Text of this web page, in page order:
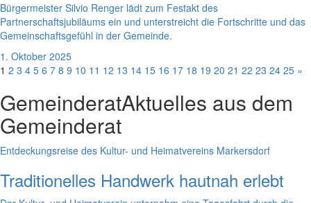
Bürgermeister Silvio Renger lädt zum Festakt des
Partnerschaftsjubiläums ein und unterstreicht die Fortschritte und das
Gemeinschaftsgefühl in der Gemeinde.
1. Oktober 2025
1 2 3 4 5 6 7 8 9 10 11 12 13 14 15 16 17 18 19 20 21 22 23 24 25 »
GemeinderatAktuelles aus dem
Gemeinderat
Entdeckungsreise des Kultur- und Heimatvereins Markersdorf
Traditionelles Handwerk hautnah erlebt